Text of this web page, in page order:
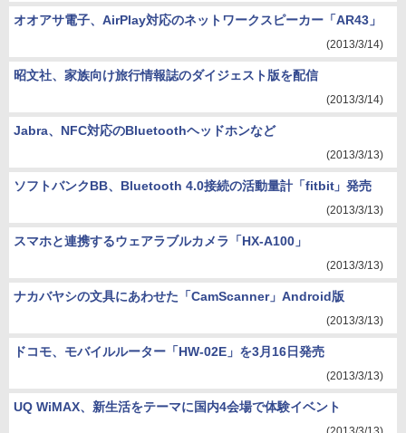
オオアサ電子、AirPlay対応のネットワークスピーカー「AR43」
(2013/3/14)
昭文社、家族向け旅行情報誌のダイジェスト版を配信
(2013/3/14)
Jabra、NFC対応のBluetoothヘッドホンなど
(2013/3/13)
ソフトバンクBB、Bluetooth 4.0接続の活動量計「fitbit」発売
(2013/3/13)
スマホと連携するウェアラブルカメラ「HX-A100」
(2013/3/13)
ナカバヤシの文具にあわせた「CamScanner」Android版
(2013/3/13)
ドコモ、モバイルルーター「HW-02E」を3月16日発売
(2013/3/13)
UQ WiMAX、新生活をテーマに国内4会場で体験イベント